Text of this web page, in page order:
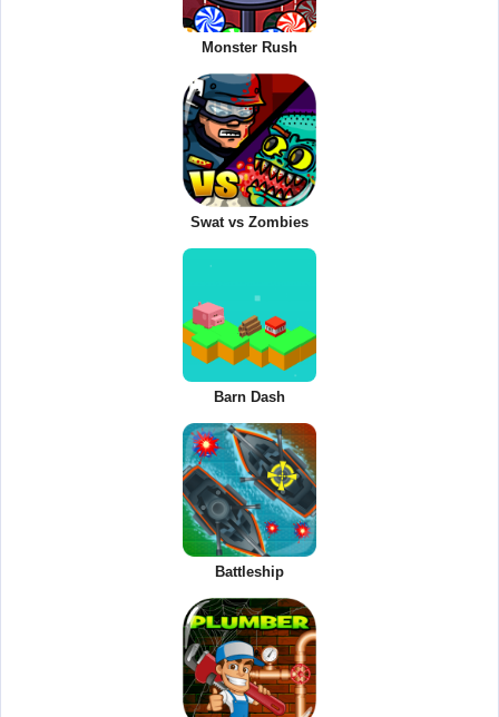
Monster Rush
Swat vs Zombies
Barn Dash
Battleship